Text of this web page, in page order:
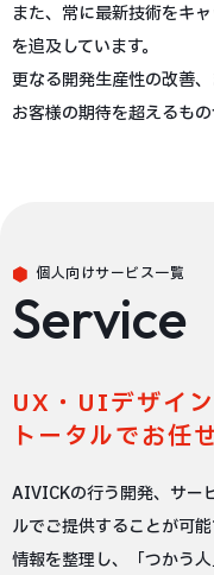
また、常に最新技術をキ
を追及しています。
更なる開発生産性の改善
お客様の期待を超えるもの
個人向けサービス一覧
Service
UX・UIデザイ
トータルでお任
AIVICKの行う開発、サー
ルでご提供することが可能
情報を整理し、「つかう